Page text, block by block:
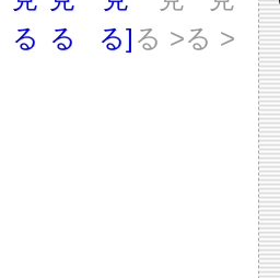
る る
る] る >る >